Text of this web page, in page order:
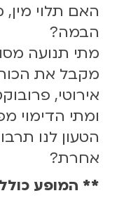
האם תלוי מין,
הבמה?
מתי תנועה
מקבל את
אירוטי,
ומתי הדימוי
הטעון לנו
אחרת?
** המופע